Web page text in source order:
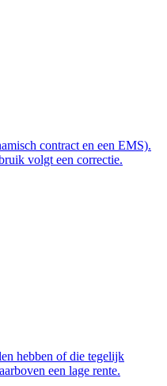
contract en een EMS).
volgt een correctie.
hebben of die tegelijk
een lage rente.